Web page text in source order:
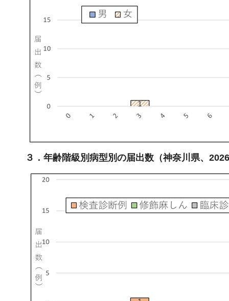
３．年齢階級別病型別の届出数（神奈川県、